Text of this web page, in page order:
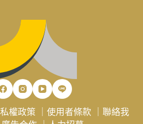
權政策 ｜使用者條款 ｜聯絡我